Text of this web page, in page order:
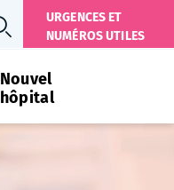
URGENCES ET
NUMÉROS UTILES
Nouvel
hôpital